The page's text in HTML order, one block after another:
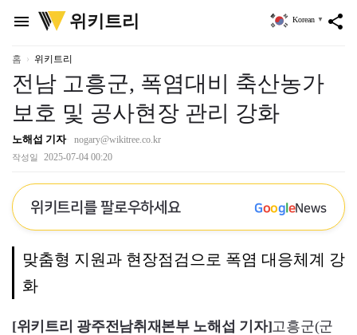
menu
위
키
리
위키트리 share
Korean ▼
홈 위키트리
전남 고흥군, 폭염대비 축산농가
보호 및 공사현장 관리 강화
노해섭 기자 nogary@wikitree.co.kr
작성일 2025-07-04 00:20
위키트리를 팔로우하세요 GoogleNews
맞춤형 지원과 현장점검으로 폭염 대응체계 강
화
[위키트리 광주전남취재본부 노해섭 기자]고흥군(군